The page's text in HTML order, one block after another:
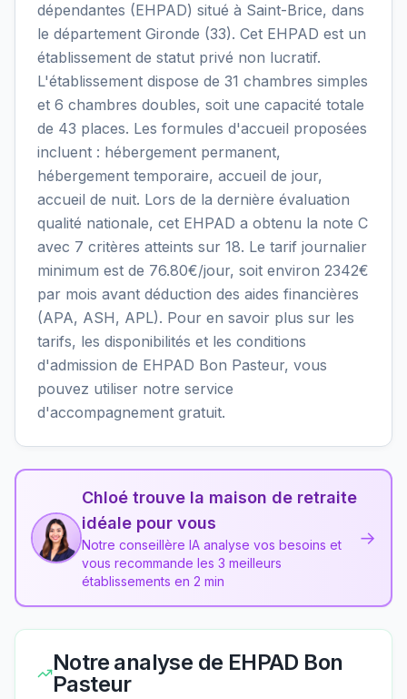
dépendantes (EHPAD) situé à Saint-Brice, dans
le département Gironde (33). Cet EHPAD est un
établissement de statut privé non lucratif.
L'établissement dispose de 31 chambres simples
et 6 chambres doubles, soit une capacité totale
de 43 places. Les formules d'accueil proposées
incluent : hébergement permanent,
hébergement temporaire, accueil de jour,
accueil de nuit. Lors de la dernière évaluation
qualité nationale, cet EHPAD a obtenu la note C
avec 7 critères atteints sur 18. Le tarif journalier
minimum est de 76.80€/jour, soit environ 2342€
par mois avant déduction des aides financières
(APA, ASH, APL). Pour en savoir plus sur les
tarifs, les disponibilités et les conditions
d'admission de EHPAD Bon Pasteur, vous
pouvez utiliser notre service
d'accompagnement gratuit.
Chloé trouve la maison de retraite
idéale pour vous
Notre conseillère IA analyse vos besoins et
vous recommande les 3 meilleurs
établissements en 2 min
→
Notre analyse de EHPAD Bon
Pasteur